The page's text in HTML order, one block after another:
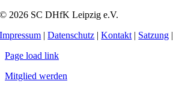
© 2026 SC DHfK Leipzig e.V.
Impressum |Datenschutz |Kontakt | Satzung |
Page load link
Mitglied werden